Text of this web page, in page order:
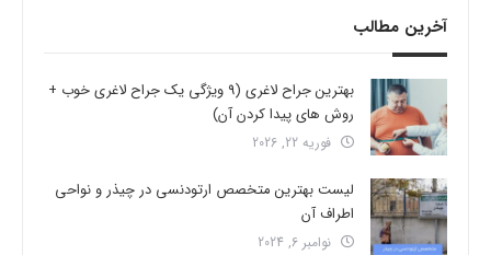
آخرین مطالب
بهترین جراح لاغری (9 ویژگی یک جراح لاغری خوب +
روش های پیدا کردن آن)
فوریه 22, 2026
لیست بهترین متخصص ارتودنسی در چیذر و نواحی
اطراف آن
نوامبر 6, 2024